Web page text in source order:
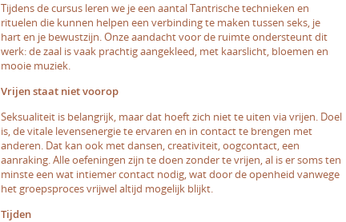
Tijdens de cursus leren we je een aantal Tantrische technieken en
rituelen die kunnen helpen een verbinding te maken tussen seks, je
hart en je bewustzijn. Onze aandacht voor de ruimte ondersteunt dit
werk: de zaal is vaak prachtig aangekleed, met kaarslicht, bloemen en
mooie muziek.
Vrijen staat niet voorop
Seksualiteit is belangrijk, maar dat hoeft zich niet te uiten via vrijen. Doel
is, de vitale levensenergie te ervaren en in contact te brengen met
anderen. Dat kan ook met dansen, creativiteit, oogcontact, een
aanraking. Alle oefeningen zijn te doen zonder te vrijen, al is er soms ten
minste een wat intiemer contact nodig, wat door de openheid vanwege
het groepsproces vrijwel altijd mogelijk blijkt.
Tijden